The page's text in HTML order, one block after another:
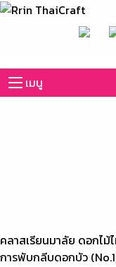
เมนู
คลาสเรียนมาลัย ดอกไม้
การพับกลีบดอกบัว